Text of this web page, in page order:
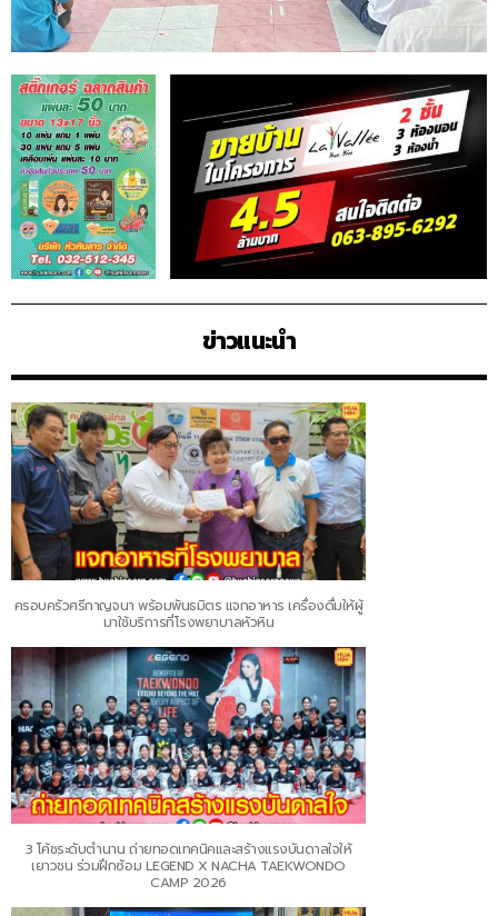
ข่าวแนะนำ
ครอบครัวศรีกาญจนา พร้อมพันธมิตร แจกอาหาร เครื่องดื่มให้ผู้
มาใช้บริการที่โรงพยาบาลหัวหิน
3 โค้ชระดับตำนาน ถ่ายทอดเทคนิคและสร้างแรงบันดาลใจให้
เยาวชน ร่วมฝึกซ้อม LEGEND X NACHA TAEKWONDO
CAMP 2026